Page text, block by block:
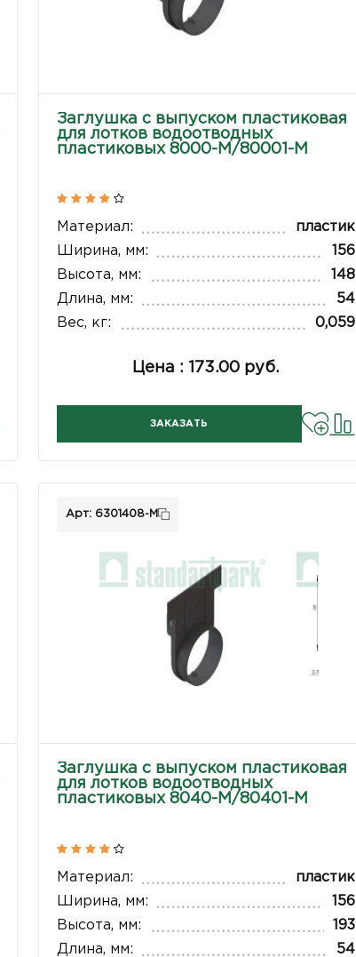
Заглушка с выпуском пластиковая
для лотков водоотводных
пластиковых 8000-М/80001-М
Материал:
пластик
Ширина, мм:
156
Высота, мм:
148
Длина, мм:
54
Вес, кг:
0,059
Цена : 173.00 руб.
ЗАКАЗАТЬ
Арт: 6301408-М
Заглушка с выпуском пластиковая
для лотков водоотводных
пластиковых 8040-М/80401-М
Материал:
пластик
Ширина, мм:
156
Высота, мм:
193
Длина, мм:
54